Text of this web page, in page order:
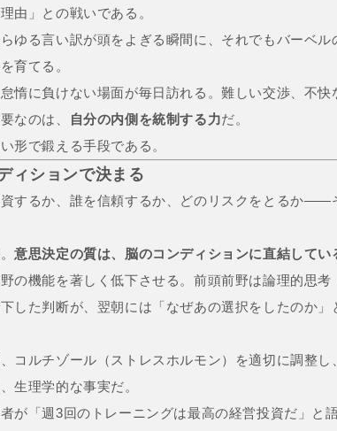
由」との戦いである。
る言い訳が頭をよぎる瞬間に、それでもバーベル
育てる。
惰に負けない場面が毎日訪れる。難しい交渉、不快
なのは、
自分の内側を統制する力だ。
形で鍛える手段である。
ィションで決まる
するか、誰を信頼するか、どのリスクをとるか——
意思決定の質は、脳のコンディションに直結してい
の機能を著しく低下させる。前頭前野は論理的思考
した判断が、翌朝には「なぜあの選択をしたのか」
コルチゾール（ストレスホルモン）を適切に調整し
生理学的な事実だ。
が「週3回のトレーニングは最高の経営投資だ」と